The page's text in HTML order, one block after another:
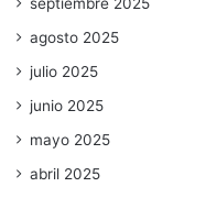
septiembre 2025
agosto 2025
julio 2025
junio 2025
mayo 2025
abril 2025